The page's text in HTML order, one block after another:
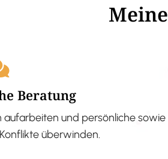
Beratung
und persönliche sowie
überwinden.